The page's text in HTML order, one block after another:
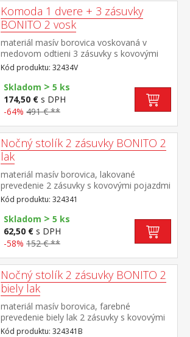
Komoda 1 dvere + 3 zásuvky
BONITO 2 vosk
materiál masív borovica voskovaná v
medovom odtieni 3 zásuvky s kovovými
pojazdmi, 1 dvierka, 1 polica
Kód produktu: 32434V
Skladom > 5 ks
174,50 € s DPH
-64% 491 € **
Nočný stolík 2 zásuvky BONITO 2
lak
materiál masív borovica, lakované
prevedenie 2 zásuvky s kovovými pojazdmi
Kód produktu: 324341
Skladom > 5 ks
62,50 € s DPH
-58% 152 € **
Nočný stolík 2 zásuvky BONITO 2
biely lak
materiál masív borovica, farebné
prevedenie biely lak 2 zásuvky s kovovými
pojazdmi
Kód produktu: 324341B